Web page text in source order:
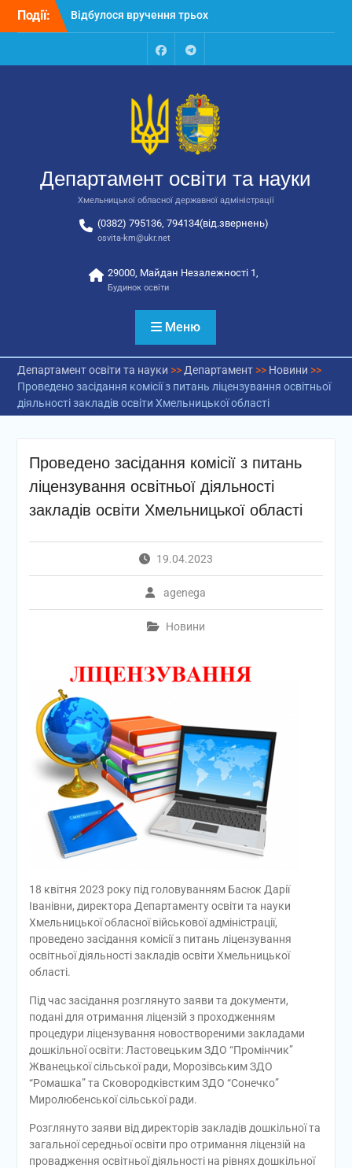
Перейти
Події:
Відбулося вручення трьох
автобусів для потреб
Відбулося засідання
освіти та науки обласної
державної адміністрації
Відбулась обласна
національно-патріотичне
виховання
FacebookTalegram
Департамент освіти та науки
Хмельницької обласної державної адміністрації
(0382) 795136, 794134(від.звернень)
osvita-km@ukr.net
29000, Майдан Незалежності 1,
Будинок освіти
Меню
Департамент освіти та науки >> Департамент>> Новини >>
Проведено засідання комісії з питань ліцензування освітньої
діяльності закладів освіти Хмельницької області
Проведено засідання комісії з питань
ліцензування освітньої діяльності
закладів освіти Хмельницької області
19.04.2023
agenega
Новини
18 квітня 2023 року під головуванням Басюк Дарії
Іванівни, директора Департаменту освіти та науки
Хмельницької обласної військової адміністрації,
проведено засідання комісії з питань ліцензування
освітньої діяльності закладів освіти Хмельницької
області.
Під час засідання розглянуто заяви та документи,
подані для отримання ліцензій з проходженням
процедури ліцензування новоствореними закладами
дошкільної освіти: Ластовецьким ЗДО “Промінчик”
Жванецької сільської ради, Морозівським ЗДО
“Ромашка” та Сковородківстким ЗДО “Сонечко”
Миролюбенської сільської ради.
Розглянуто заяви від директорів закладів дошкільної та
загальної середньої освіти про отримання ліцензій на
провадження освітньої діяльності на рівнях дошкільної